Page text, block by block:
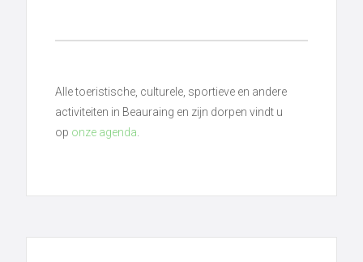
Alle toeristische, culturele, sportieve en andere
activiteiten in Beauraing en zijn dorpen vindt u
op onze agenda.